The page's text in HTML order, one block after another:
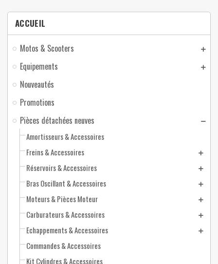
ACCUEIL
Motos & Scooters
Equipements
Nouveautés
Promotions
Pièces détachées neuves
Amortisseurs & Accessoires
Freins & Accessoires
Réservoirs & Accessoires
Bras Oscillant & Accessoires
Moteurs & Pièces Moteur
Carburateurs & Accessoires
Echappements & Accessoires
Commandes & Accessoires
Kit Cylindres & Accessoires